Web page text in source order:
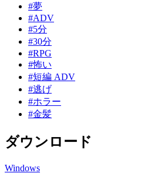
#夢
#ADV
#5分
#30分
#RPG
#怖い
#短編 ADV
#逃げ
#ホラー
#金髪
ダウンロード
Windows